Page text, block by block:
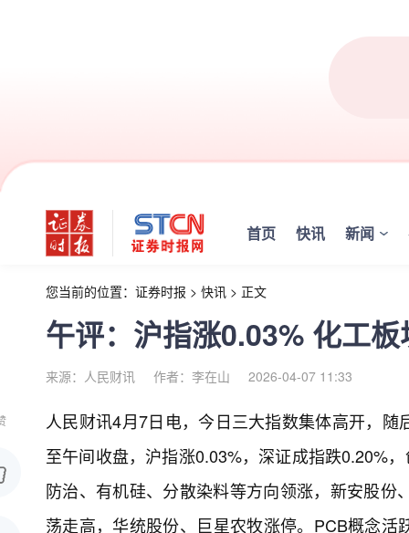
首页 快讯 新闻
您当前的位置： 证券时报 > 快讯 > 正文
午评：沪指涨0.03% 化工
来源：人民财讯 作者：李在山 2026-04-07 11:33
人民财讯4月7日电，今日三大指数集体高开，随
至午间收盘，沪指涨0.03%，深证成指跌0.20%
防治、有机硅、分散染料等方向领涨，新安股
荡走高，华统股份、巨星农牧涨停。PCB概念